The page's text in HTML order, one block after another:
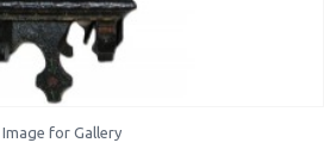
Image for Gallery